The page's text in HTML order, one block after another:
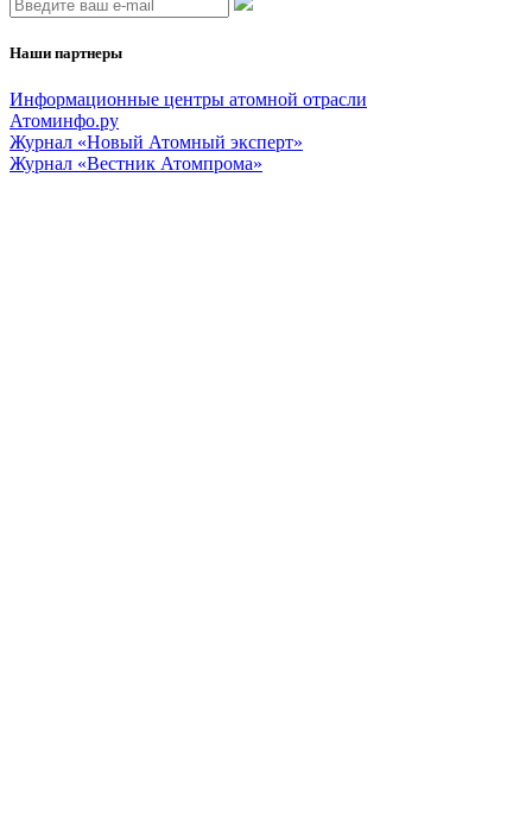
Наши партнеры
Информационные центры атомной отрасли
Атоминфо.ру
Журнал «Новый Атомный эксперт»
Журнал «Вестник Атомпрома»